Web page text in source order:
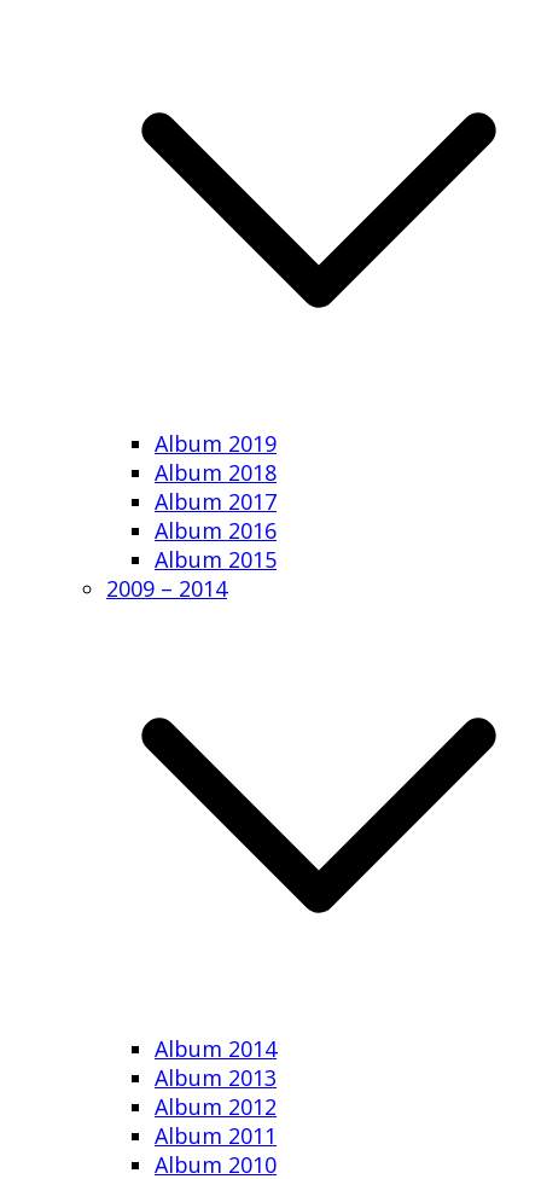
Album 2019
Album 2018
Album 2017
Album 2016
Album 2015
2009 – 2014
Album 2014
Album 2013
Album 2012
Album 2011
Album 2010